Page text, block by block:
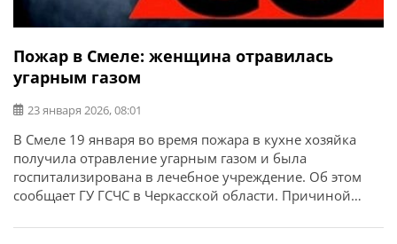
Пожар в Смеле: женщина отравилась
угарным газом
23 января 2026, 08:01
В Смеле 19 января во время пожара в кухне хозяйка
получила отравление угарным газом и была
госпитализирована в лечебное учреждение. Об этом
сообщает ГУ ГСЧС в Черкасской области. Причиной